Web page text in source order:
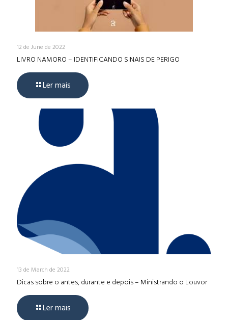
12 de June de 2022
LIVRO NAMORO – IDENTIFICANDO SINAIS DE PERIGO
Ler mais
13 de March de 2022
Dicas sobre o antes, durante e depois – Ministrando o Louvor
Ler mais